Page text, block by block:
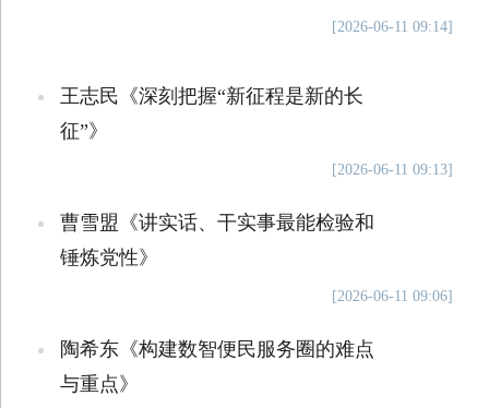
[2026-06-11 09:14]
王志民《深刻把握“新征程是新的长
征”》
[2026-06-11 09:13]
曹雪盟《讲实话、干实事最能检验和
锤炼党性》
[2026-06-11 09:06]
陶希东《构建数智便民服务圈的难点
与重点》